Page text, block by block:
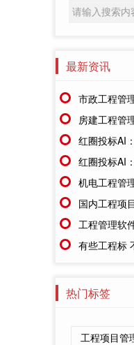
最新资讯
市政工程管
房建工程管理软
红圈投标AI：当
红圈投标AI：告
机电工程管理软
国内工程项目
工程管理软
有些工程标
热门标签
工程项目管